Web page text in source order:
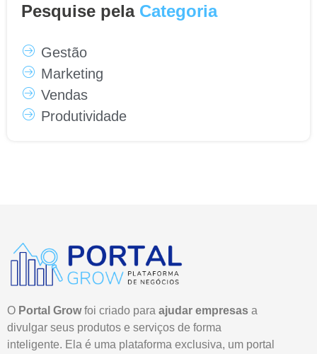
Pesquise pela Categoria
Gestão
Marketing
Vendas
Produtividade
O Portal Growfoi criado para ajudar empresas a
divulgar seus produtos e serviços de forma
inteligente. Ela é uma plataforma exclusiva, um portal